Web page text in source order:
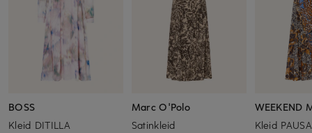
BOSS
Kleid DITILLA
Marc O'Polo
Satinkleid
WEEKEND
Kleid PAUSA